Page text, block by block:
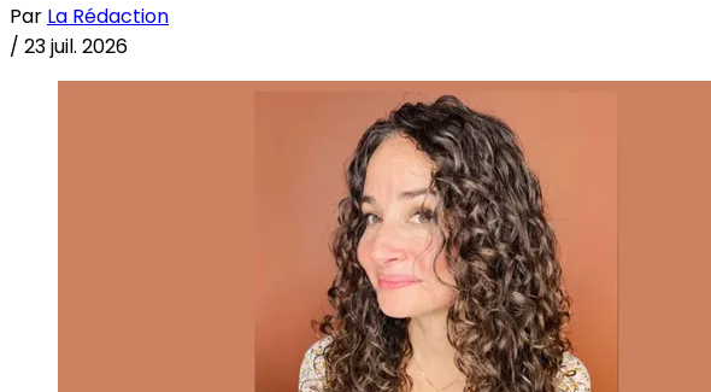
Par La Rédaction
/ 23 juil. 2026